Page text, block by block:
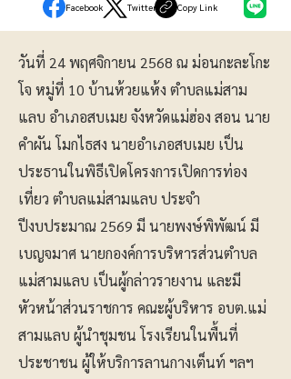
Facebook Twitter Copy Link
วันที่ 24 พฤศจิกายน 2568 ณ ม่อนกะละโกะ
โจ หมู่ที่ 10 บ้านห้วยแห้ง ตำบลแม่สาม
แลบ อำเภอสบเมย จังหวัดแม่ฮ่อง สอน นาย
คำผัน โมกไธสง นายอำเภอสบเมย เป็น
ประธานในพิธีเปิดโครงการเปิดการท่อง
เที่ยว ตำบลแม่สามแลบ ประจำ
ปีงบประมาณ 2569 มี นายพงษ์พิพัฒน์ มี
เบญจมาศ นายกองค์การบริหารส่วนตำบล
แม่สามแลบ เป็นผู้กล่าวรายงาน และมี
หัวหน้าส่วนราชการ คณะผู้บริหาร อบต.แม่
สามแลบ ผู้นำชุมชน โรงเรียนในพื้นที่
ประชาชน ผู้ให้บริการลานกางเต็นท์ ฯลฯ